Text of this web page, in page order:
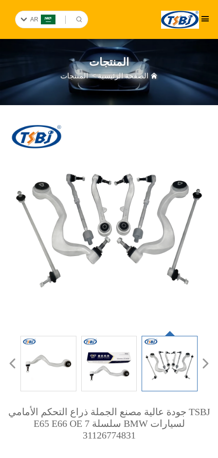
AR
المنتجات
الصفحة الرئيسية>المنتجات
TSBJ جودة عالية مصنع الجملة ذراع التحكم الأمامي
لسيارات BMW سلسلة 7 E65 E66 OE
31126774831